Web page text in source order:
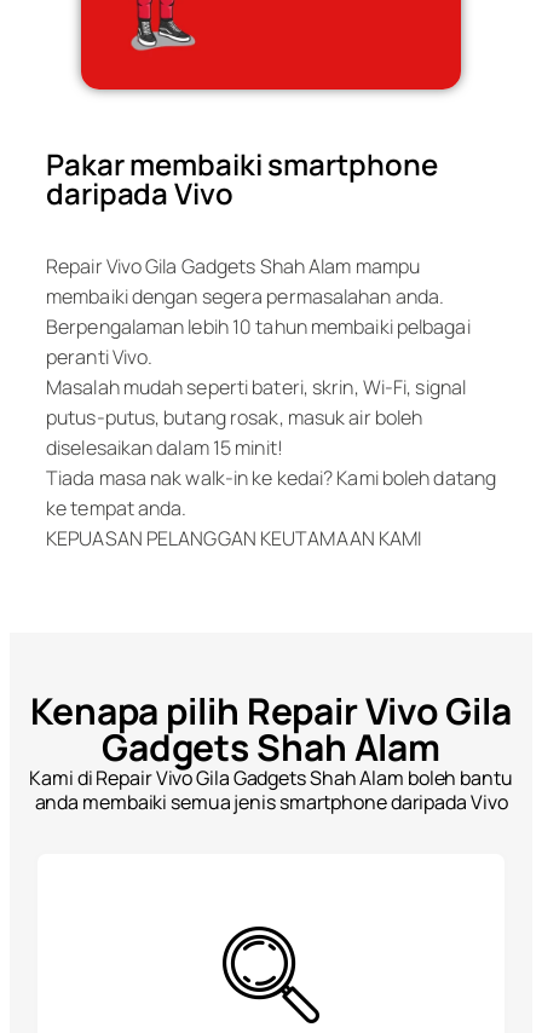
Pakar membaiki smartphone
daripada Vivo
Repair Vivo Gila Gadgets Shah Alam mampu
membaiki dengan segera permasalahan anda.
Berpengalaman lebih 10 tahun membaiki pelbagai
peranti Vivo.
Masalah mudah seperti bateri, skrin, Wi-Fi, signal
putus-putus, butang rosak, masuk air boleh
diselesaikan dalam 15 minit!
Tiada masa nak walk-in ke kedai? Kami boleh datang
ke tempat anda.
KEPUASAN PELANGGAN KEUTAMAAN KAMI
Kenapa pilih Repair Vivo Gila
Gadgets Shah Alam
Kami di Repair Vivo Gila Gadgets Shah Alam boleh bantu
anda membaiki semua jenis smartphone daripada Vivo